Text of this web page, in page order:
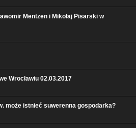
Mentzen i Mikołaj Pisarski w
Wrocławiu 02.03.2017
może istnieć suwerenna gospodarka?